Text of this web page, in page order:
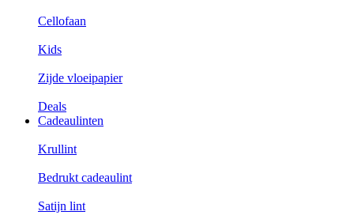
Cellofaan
Kids
Zijde vloeipapier
Deals
Cadeaulinten
Krullint
Bedrukt cadeaulint
Satijn lint